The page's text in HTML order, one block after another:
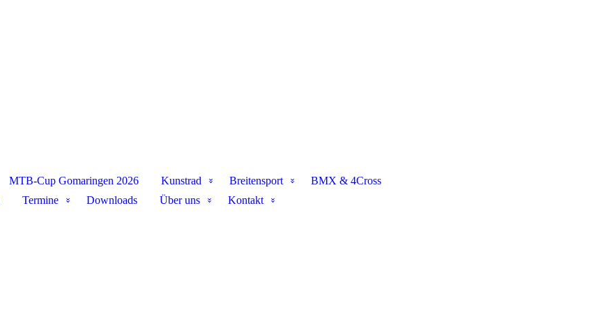
MTB-Cup Gomaringen 2026 Kunstrad Breitensport
BMX & 4Cross
Termine Downloads Über uns Kontakt